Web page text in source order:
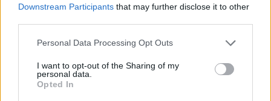
Downstream Participants that may further disclose it to other
Personal Data Processing Opt Outs
I want to opt-out of the Sharing of my
personal data.
Opted In
Brenzone sul Garda (73)
Bussolengo (561)
Buttapietra (117)
Caldiero (169)